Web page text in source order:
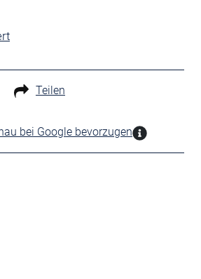
Teilen
bei Google bevorzugen